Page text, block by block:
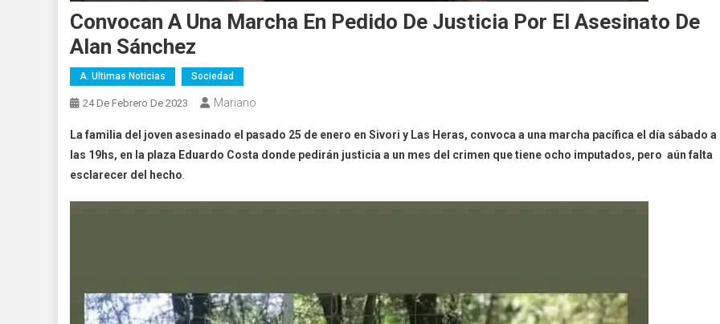
Convocan A Una Marcha En Pedido De Justicia Por El Asesinato De
Alan Sánchez
A. Ultimas Noticias Sociedad
24 De Febrero De 2023 Mariano
La familia del joven asesinado el pasado 25 de enero en Sivori y Las Heras, convoca a una marcha pacífica el día sábado a
las 19hs, en la plaza Eduardo Costa donde pedirán justicia a un mes del crimen que tiene ocho imputados, pero aún falta
esclarecer del hecho